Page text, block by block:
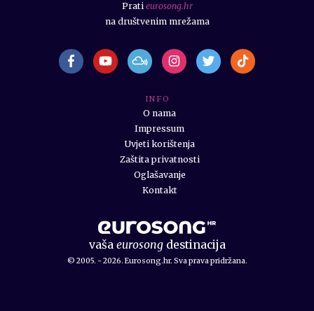
vaša eurosongdestinacija
© 2005. - 2026. Eurosong.hr. Sva prava pridržana.
I N F O
O nama
Impressum
Uvjeti korištenja
Zaštita privatnosti
Oglašavanje
Kontakt
Prati eurosong.hr
na društvenim mrežama